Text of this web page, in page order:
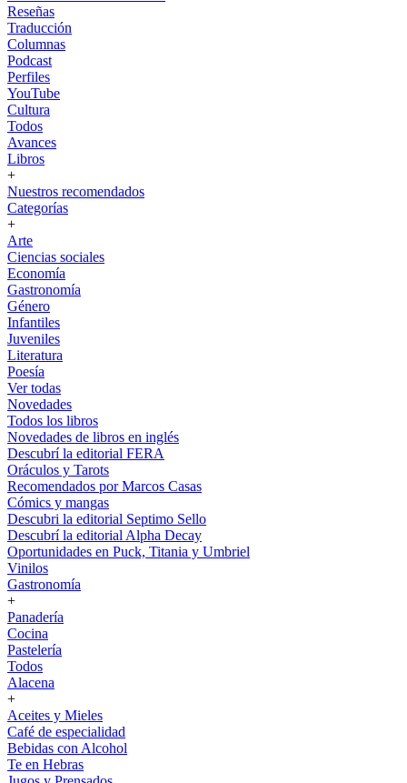
Reseñas
Traducción
Columnas
Podcast
Perfiles
YouTube
Cultura
Todos
Avances
Libros
+
Nuestros recomendados
Categorías
+
Arte
Ciencias sociales
Economía
Gastronomía
Género
Infantiles
Juveniles
Literatura
Poesía
Ver todas
Novedades
Todos los libros
Novedades de libros en inglés
Descubrí la editorial FERA
Oráculos y Tarots
Recomendados por Marcos Casas
Cómics y mangas
Descubri la editorial Septimo Sello
Descubrí la editorial Alpha Decay
Oportunidades en Puck, Titania y Umbriel
Vinilos
Gastronomía
+
Panadería
Cocina
Pastelería
Todos
Alacena
+
Aceites y Mieles
Café de especialidad
Bebidas con Alcohol
Te en Hebras